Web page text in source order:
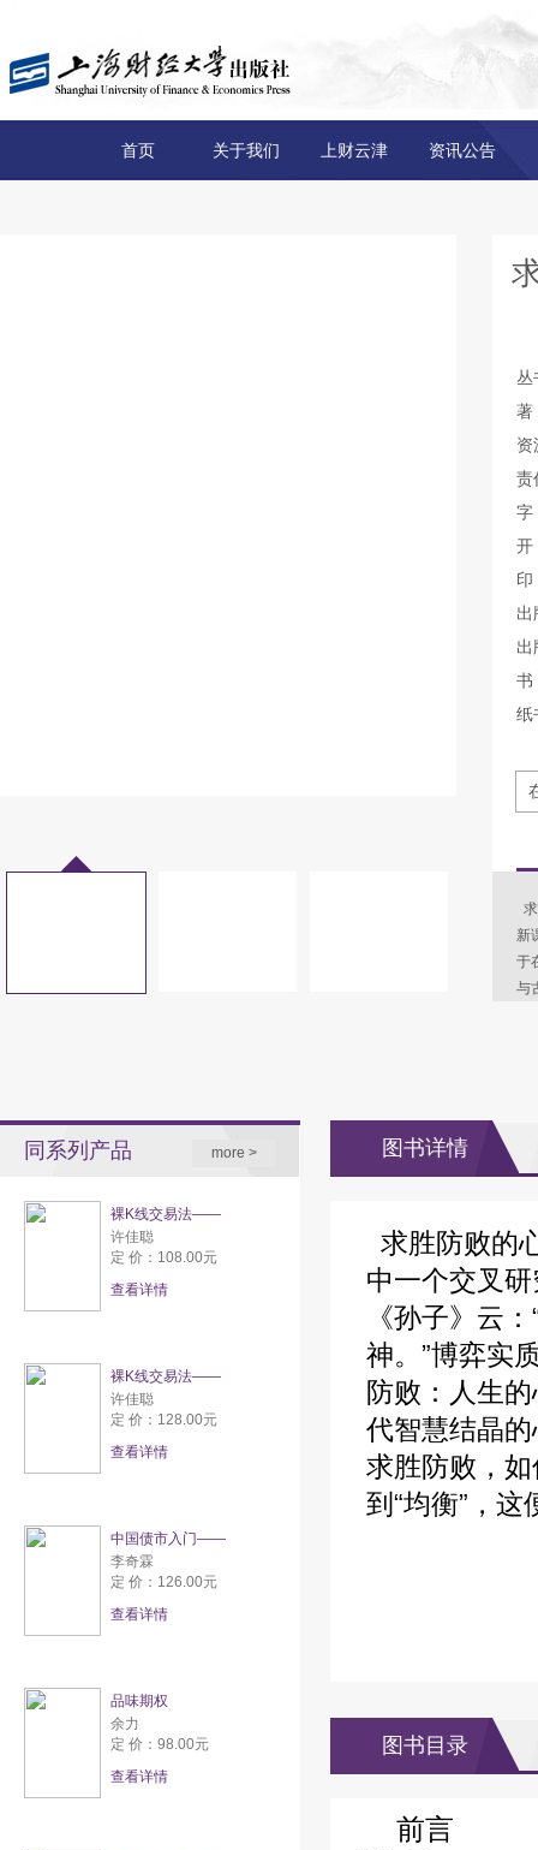
首页 关于我们 上财云津 资讯公告
丛
著
资
责
出
出
纸
新
于
与
同系列产品 more >
裸K线交易法——
许佳聪
定 价：108.00元
查看详情
裸K线交易法——
许佳聪
定 价：128.00元
查看详情
中国债市入门——
李奇霖
定 价：126.00元
查看详情
品味期权
余力
定 价：98.00元
查看详情
图书详情
求胜防败的
中一个交叉
《孙子》云
神。”博弈实
防败：人生
代智慧结晶
求胜防败，
到“均衡”，
图书目录
前言